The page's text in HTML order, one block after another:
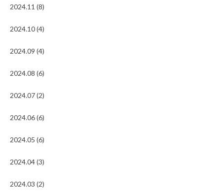
2024.11 (8)
2024.10 (4)
2024.09 (4)
2024.08 (6)
2024.07 (2)
2024.06 (6)
2024.05 (6)
2024.04 (3)
2024.03 (2)